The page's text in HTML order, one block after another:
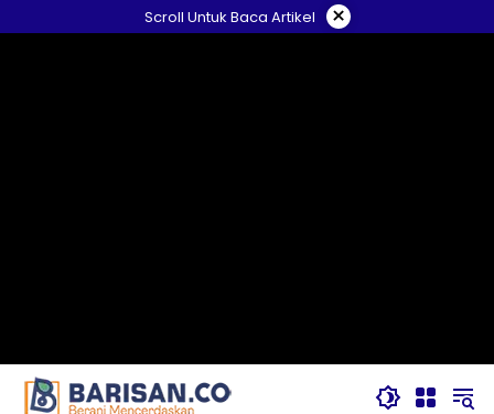
ke
Scroll Untuk Baca Artikel ×